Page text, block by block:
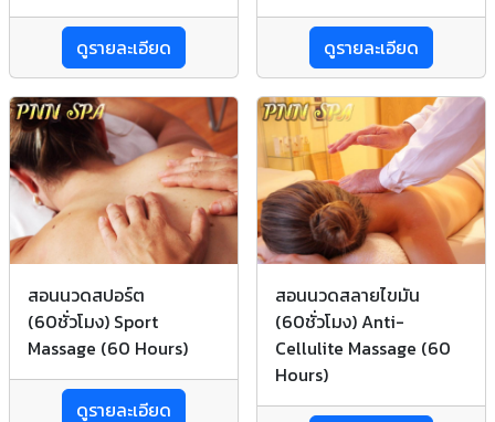
ดูรายละเอียด ดูรายละเอียด
สอนนวดสปอร์ต
(60ชั่วโมง) Sport
Massage (60 Hours)
ดูรายละเอียด
สอนนวดสลายไขมัน
(60ชั่วโมง) Anti-
Cellulite Massage (60
Hours)